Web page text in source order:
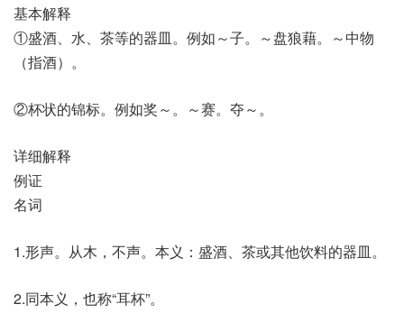
基本解释
①盛酒、水、茶等的器皿。例如～子。～盘狼藉。～中物
（指酒）。
②杯状的锦标。例如奖～。～赛。夺～。
详细解释
例证
名词
1.形声。从木，不声。本义：盛酒、茶或其他饮料的器皿。
2.同本义，也称“耳杯”。